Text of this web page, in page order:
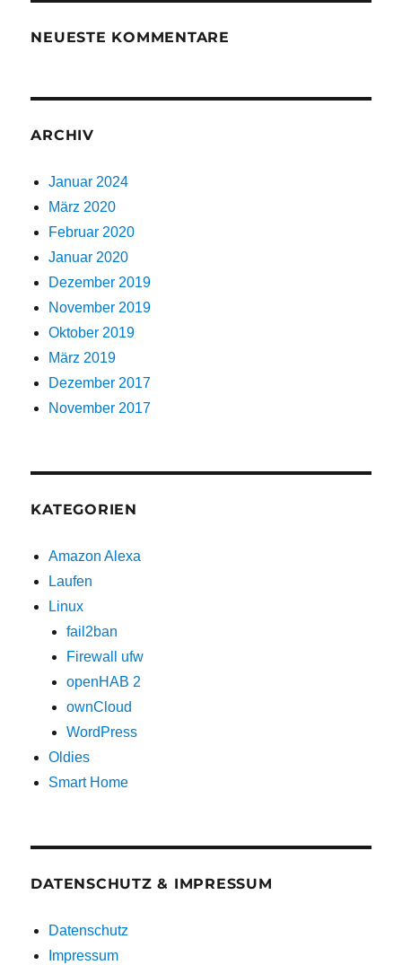
NEUESTE KOMMENTARE
ARCHIV
Januar 2024
März 2020
Februar 2020
Januar 2020
Dezember 2019
November 2019
Oktober 2019
März 2019
Dezember 2017
November 2017
KATEGORIEN
Amazon Alexa
Laufen
Linux
fail2ban
Firewall ufw
openHAB 2
ownCloud
WordPress
Oldies
Smart Home
DATENSCHUTZ & IMPRESSUM
Datenschutz
Impressum